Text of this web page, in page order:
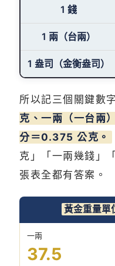
1 錢
1 兩（台兩）
1 盎司（金衡盎司）
所以記三個關鍵數
克、一兩（一台兩
分＝0.375 公克。
克」「一兩幾錢」
張表全都有答案。
黃金重量單
一兩
37.5